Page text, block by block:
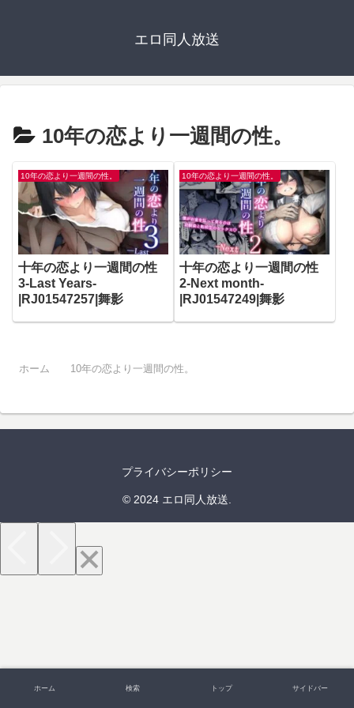
エロ同人放送
10年の恋より一週間の性。
10年の恋より一週間の性。
十年の恋より一週間の性
3-Last Years-
|RJ01547257|舞影
10年の恋より一週間の性。
十年の恋より一週間の性
2-Next month-
|RJ01547249|舞影
ホーム 10年の恋より一週間の性。
プライバシーポリシー
© 2024 エロ同人放送.
ホーム 検索 トップ サイドバー